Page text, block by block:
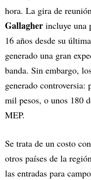
hora. La gira de
Gallagher incluye una
16 años desde su
generado una gran
banda. Sin embargo,
generado controversia:
mil pesos, o unos 180
MEP.
Se trata de un costo
otros países de la
las entradas para